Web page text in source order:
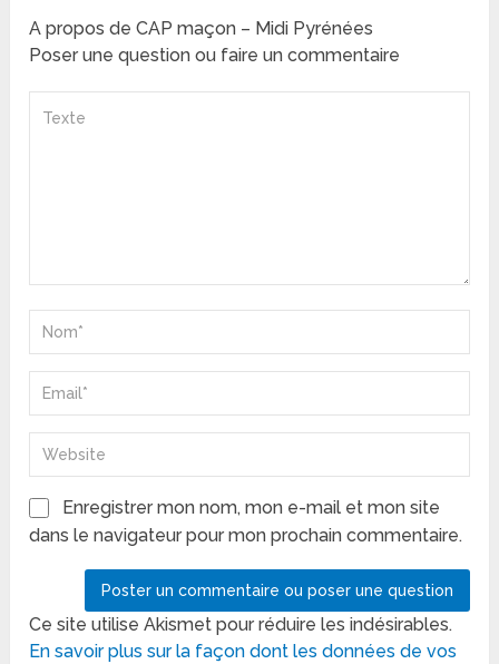
A propos de CAP maçon – Midi Pyrénées
Poser une question ou faire un commentaire
Enregistrer mon nom, mon e-mail et mon site
dans le navigateur pour mon prochain commentaire.
Ce site utilise Akismet pour réduire les indésirables.
En savoir plus sur la façon dont les données de vos